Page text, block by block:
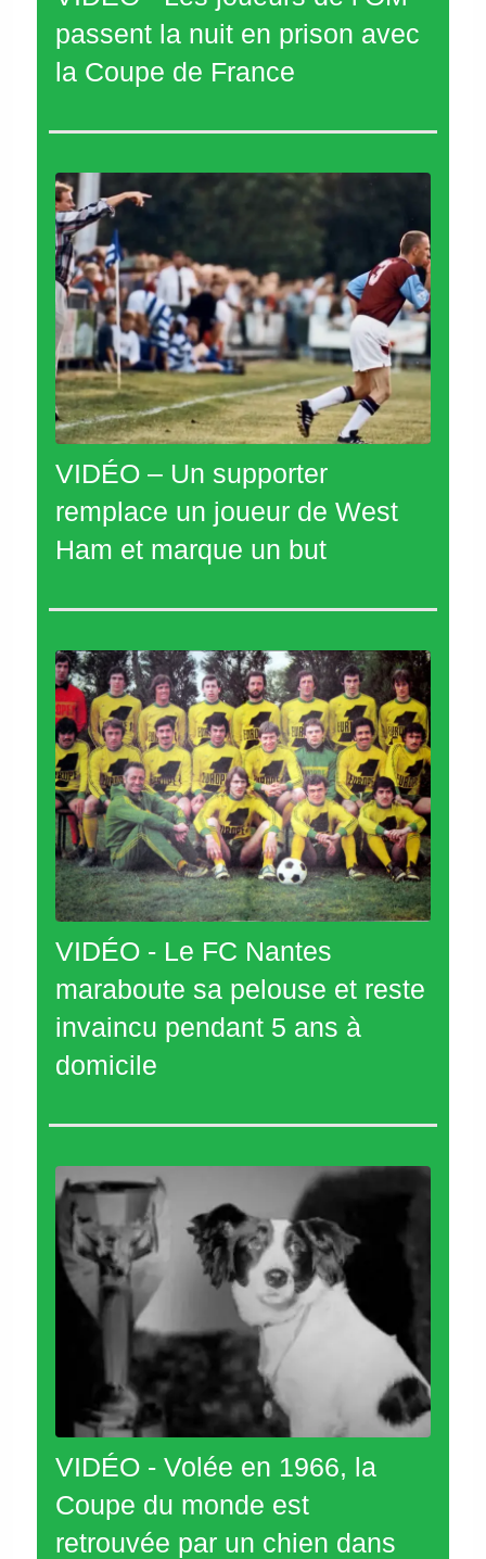
passent la nuit en prison avec
la Coupe de France
VIDÉO – Un supporter
remplace un joueur de West
Ham et marque un but
VIDÉO - Le FC Nantes
maraboute sa pelouse et reste
invaincu pendant 5 ans à
domicile
VIDÉO - Volée en 1966, la
Coupe du monde est
retrouvée par un chien dans